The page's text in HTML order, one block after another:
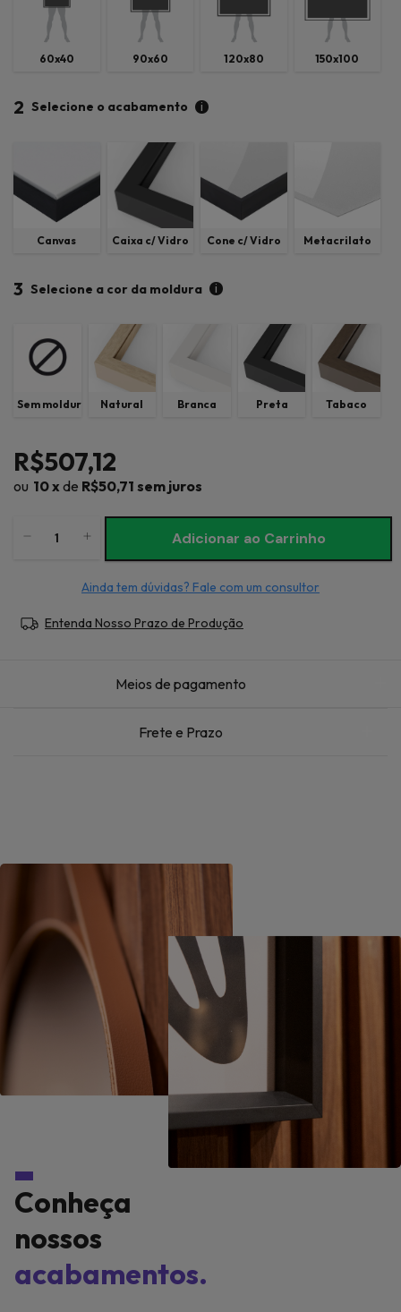
60x40 90x60 120x80 150x100
2 Selecione o acabamento i
Canvas Caixa c/ Vidro Cone c/ Vidro Metacrilato
3 Selecione a cor da moldura i
Sem moldura Natural Branca Preta Tabaco
R$507,12
10x de R$50,71 sem juros
Ainda tem dúvidas? Fale com um consultor
Entenda Nosso Prazo de Produção
Meios de pagamento
Frete e Prazo
Conheça
nossos
acabamentos.